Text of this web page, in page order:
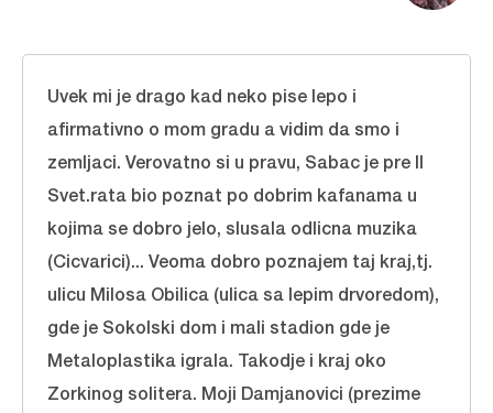
Uvek mi je drago kad neko pise lepo i
afirmativno o mom gradu a vidim da smo i
zemljaci. Verovatno si u pravu, Sabac je pre II
Svet.rata bio poznat po dobrim kafanama u
kojima se dobro jelo, slusala odlicna muzika
(Cicvarici)... Veoma dobro poznajem taj kraj,tj.
ulicu Milosa Obilica (ulica sa lepim drvoredom),
gde je Sokolski dom i mali stadion gde je
Metaloplastika igrala. Takodje i kraj oko
Zorkinog solitera. Moji Damjanovici (prezime